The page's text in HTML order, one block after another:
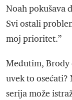
Noah pokušava
Svi ostali
moj prioritet.”
Međutim, Brody
uvek to osećati?
serija može